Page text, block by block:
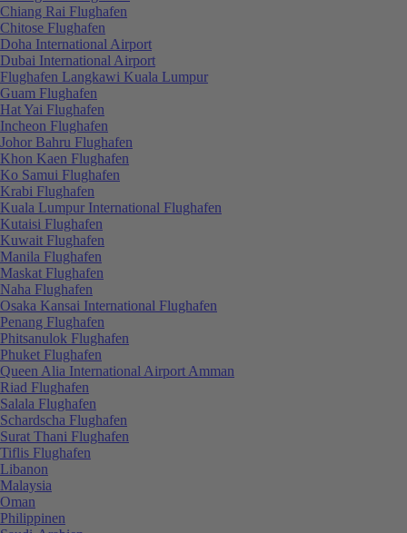
Chiang Rai Flughafen
Chitose Flughafen
Doha International Airport
Dubai International Airport
Flughafen Langkawi Kuala Lumpur
Guam Flughafen
Hat Yai Flughafen
Incheon Flughafen
Johor Bahru Flughafen
Khon Kaen Flughafen
Ko Samui Flughafen
Krabi Flughafen
Kuala Lumpur International Flughafen
Kutaisi Flughafen
Kuwait Flughafen
Manila Flughafen
Maskat Flughafen
Naha Flughafen
Osaka Kansai International Flughafen
Penang Flughafen
Phitsanulok Flughafen
Phuket Flughafen
Queen Alia International Airport Amman
Riad Flughafen
Salala Flughafen
Schardscha Flughafen
Surat Thani Flughafen
Tiflis Flughafen
Libanon
Malaysia
Oman
Philippinen